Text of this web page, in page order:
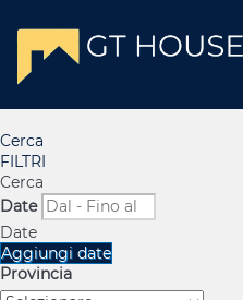
Cerca
FILTRI
Cerca
Date
Date
Aggiungi date
Provincia